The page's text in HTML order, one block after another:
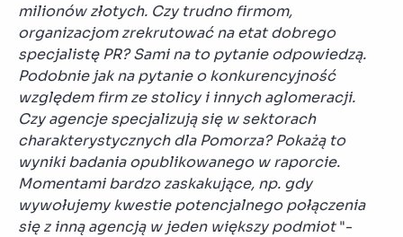
milionów złotych. Czy trudno firmom,
organizacjom zrekrutować na etat dobrego
specjalistę PR? Sami na to pytanie odpowiedzą.
Podobnie jak na pytanie o konkurencyjność
względem firm ze stolicy i innych aglomeracji.
Czy agencje specjalizują się w sektorach
charakterystycznych dla Pomorza? Pokażą to
wyniki badania opublikowanego w raporcie.
Momentami bardzo zaskakujące, np. gdy
wywołujemy kwestie potencjalnego połączenia
się z inną agencją w jeden większy podmiot"-